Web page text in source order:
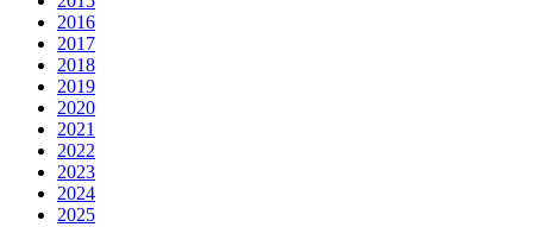
2016
2017
2018
2019
2020
2021
2022
2023
2024
2025